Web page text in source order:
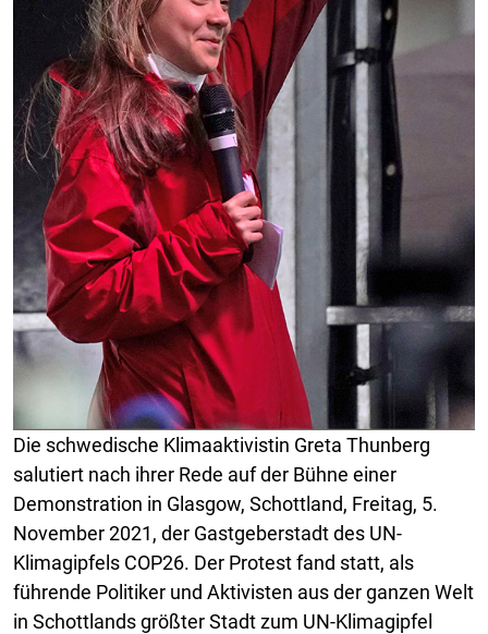
Die schwedische Klimaaktivistin Greta Thunberg
salutiert nach ihrer Rede auf der Bühne einer
Demonstration in Glasgow, Schottland, Freitag, 5.
November 2021, der Gastgeberstadt des UN-
Klimagipfels COP26. Der Protest fand statt, als
führende Politiker und Aktivisten aus der ganzen Welt
in Schottlands größter Stadt zum UN-Klimagipfel